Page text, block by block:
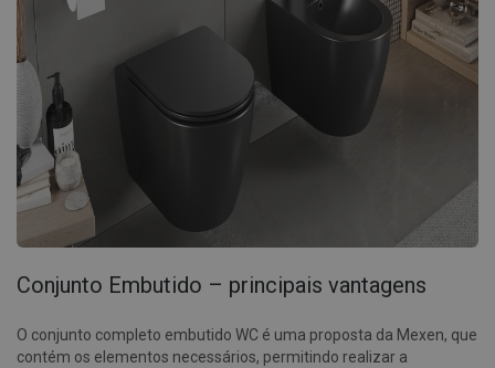
Conjunto Embutido – principais vantagens
O conjunto completo embutido WC é uma proposta da Mexen, que
contém os elementos necessários, permitindo realizar a